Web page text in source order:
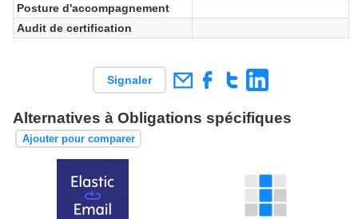
Posture d'accompagnement
Audit de certification
Signaler
Alternatives à Obligations spécifiques
Ajouter pour comparer